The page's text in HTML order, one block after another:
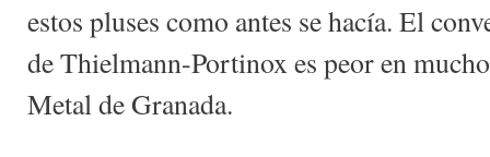
estos pluses como antes se hacía. El
de Thielmann-Portinox es peor en
Metal de Granada.